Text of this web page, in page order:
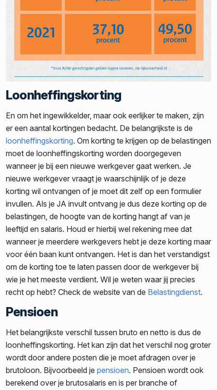
Loonheffingskorting
En om het ingewikkelder, maar ook eerlijker te maken, zijn
er een aantal kortingen bedacht. De belangrijkste is de
loonheffingskorting. Om korting te krijgen op de belastingen
moet de loonheffingskorting worden doorgegeven
wanneer je bij een nieuwe werkgever gaat werken. Je
nieuwe werkgever vraagt je waarschijnlijk of je deze
korting wil ontvangen of je moet dit zelf op een formulier
invullen. Als je JA invult ontvang je dus deze korting op de
belastingen, de hoogte van de korting hangt af van je
leeftijd en salaris. Houd er hierbij wel rekening mee dat
wanneer je meerdere werkgevers hebt je deze korting maar
voor één baan kunt ontvangen. Het is dan het verstandigst
om de korting toe te laten passen door de werkgever bij
wie je het meeste verdient. Wil je weten waar jij precies
recht op hebt? Check de website van de Belastingdienst.
Pensioen
Het belangrijkste verschil tussen bruto en netto is dus de
loonheffingskorting. Het kan zijn dat het verschil nog groter
wordt door andere posten die je moet afdragen over je
brutoloon. Bijvoorbeeld je pensioen. Pensioen wordt ook
berekend over je brutosalaris en is per branche of